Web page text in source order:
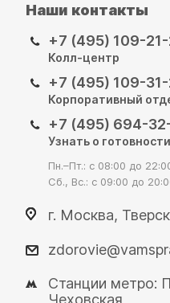
Наши контакты
+7 (495) 109-
Колл-центр
+7 (495) 109-
Корпоративный
+7 (495) 694-
Узнать о
Пн.–Пт.: с 08:00 до
Сб., Вс.: с 09:00 до
г. Москва,
Станции метро:
Чеховская